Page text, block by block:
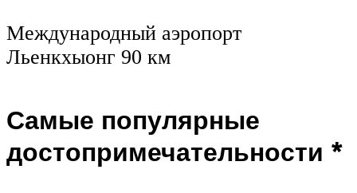
Международный аэропорт
Льенкхыонг 90 км
Самые популярные
достопримечательности *